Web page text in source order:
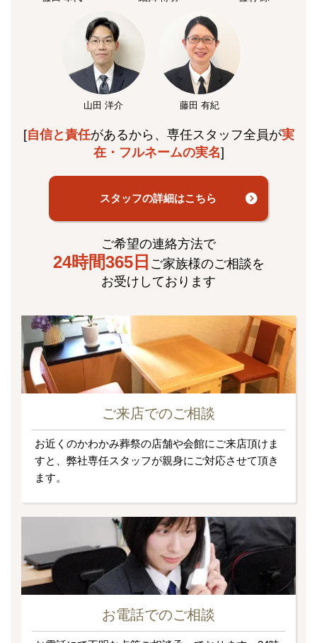
山田 洋介 藤田 有紀
[自信と責任があるから、専任スタッフ全員が実
在・フルネームの実名]
スタッフの詳細はこちら
ご希望の連絡方法で
24時間365日 ご家族様のご相談を
お受けしております
ご来店でのご相談
お近くのかわかみ葬祭の店舗や会館にご来店頂けま
すと、弊社専任スタッフが親身にご対応させて頂き
ます。
お電話でのご相談